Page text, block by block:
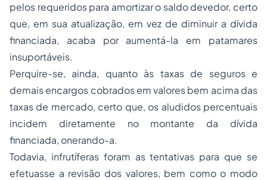
pelos requeridos para amortizar o saldo devedor, certo
que, em sua atualização, em vez de diminuir a dívida
financiada, acaba por aumentá-la em patamares
insuportáveis.
Perquire-se, ainda, quanto às taxas de seguros e
demais encargos cobrados em valores bem acima das
taxas de mercado, certo que, os aludidos percentuais
incidem diretamente no montante da dívida
financiada, onerando-a.
Todavia, infrutíferas foram as tentativas para que se
efetuasse a revisão dos valores, bem como o modo